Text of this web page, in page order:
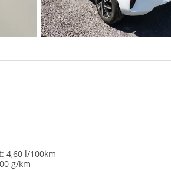
4,60 l/100km
g/km